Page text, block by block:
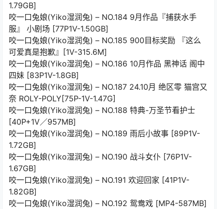
1.79GB]
咬一口兔娘(Yiko湿润兔) – NO.184 9月作品『捕获水手
服』 小剧场 [77P1V-1.50GB]
咬一口兔娘(Yiko湿润兔) – NO.185 900目标奖励 『这么
可爱真是抱歉』[1V-315.6M]
咬一口兔娘(Yiko湿润兔) – NO.186 10月作品 黑神话 阁中
四妹 [83P1V-1.8GB]
咬一口兔娘(Yiko湿润兔) – NO.187 24.10月 绝区零 猫宫又
奈 ROLY-POLY[75P-1V-1.47G]
咬一口兔娘(Yiko湿润兔) – NO.188 特典-万圣节看护士
[40P+1V／957MB]
咬一口兔娘(Yiko湿润兔) – NO.189 雨后小故事 [89P1V-
1.72GB]
咬一口兔娘(Yiko湿润兔) – NO.190 战斗女仆 [76P1V-
1.67GB]
咬一口兔娘(Yiko湿润兔) – NO.191 欢迎回家 [41P1V-
1.82GB]
咬一口兔娘(Yiko湿润兔) – NO.192 鸳鸯戏 [MP4-587MB]